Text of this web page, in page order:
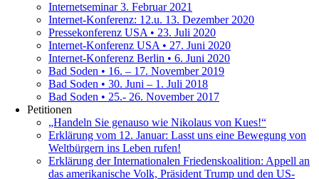
Internetseminar 3. Februar 2021
Internet-Konferenz: 12.u. 13. Dezember 2020
Pressekonferenz USA • 23. Juli 2020
Internet-Konferenz USA • 27. Juni 2020
Internet-Konferenz Berlin • 6. Juni 2020
Bad Soden • 16. – 17. November 2019
Bad Soden • 30. Juni – 1. Juli 2018
Bad Soden • 25.- 26. November 2017
Petitionen
„Handeln Sie genauso wie Nikolaus von Kues!“
Erklärung vom 12. Januar: Lasst uns eine Bewegung von
Weltbürgern ins Leben rufen!
Erklärung der Internationalen Friedenskoalition: Appell an
das amerikanische Volk, Präsident Trump und den US-